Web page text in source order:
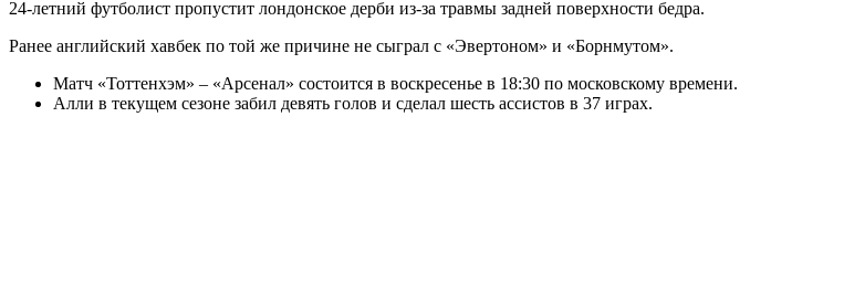
24-летний футболист пропустит лондонское дерби из-за травмы задней поверхности бедра.
Ранее английский хавбек по той же причине не сыграл с «Эвертоном» и «Борнмутом».
Матч «Тоттенхэм» – «Арсенал» состоится в воскресенье в 18:30 по московскому времени.
Алли в текущем сезоне забил девять голов и сделал шесть ассистов в 37 играх.